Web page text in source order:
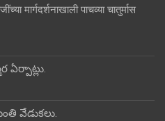
मार्गदर्शनाखाली पाचव्या चातुर्मास
ఏర్పాట్లు.
వేడుకలు.